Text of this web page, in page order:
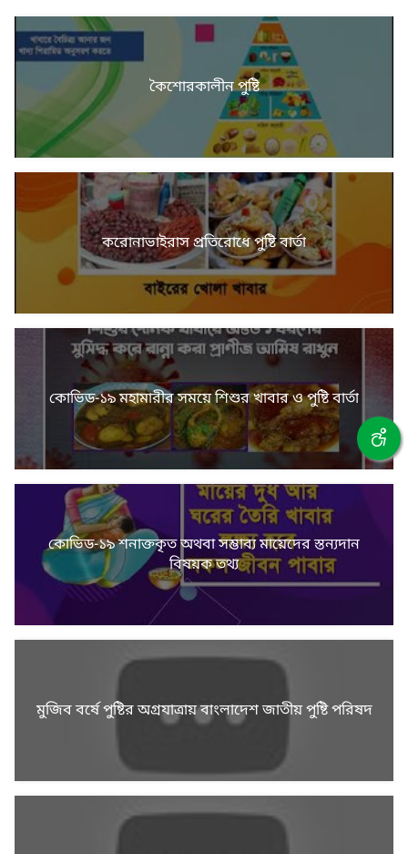
কৈশোরকালীন পুষ্টি
করোনাভাইরাস প্রতিরোধে পুষ্টি বার্তা
কোভিড-১৯ মহামারীর সময়ে শিশুর খাবার ও পুষ্টি বার্তা
কোভিড-১৯ শনাক্তকৃত অথবা সম্ভাব্য মায়েদের স্তন্যদান
বিষয়ক তথ্য
মুজিব বর্ষে পুষ্টির অগ্রযাত্রায় বাংলাদেশ জাতীয় পুষ্টি পরিষদ